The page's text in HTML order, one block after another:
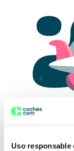
Uso responsable